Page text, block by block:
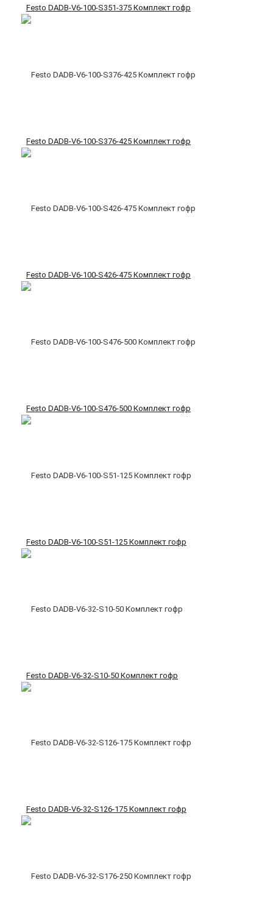
Festo DADB-V6-100-S351-375 Комплект гофр
Festo DADB-V6-100-S376-425 Комплект гофр
Festo DADB-V6-100-S426-475 Комплект гофр
Festo DADB-V6-100-S476-500 Комплект гофр
Festo DADB-V6-100-S51-125 Комплект гофр
Festo DADB-V6-32-S10-50 Комплект гофр
Festo DADB-V6-32-S126-175 Комплект гофр